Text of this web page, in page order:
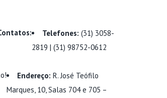
Telefones: (31) 3058-
2819 | (31) 98752-0612
Endereço: R. José Teófilo
Marques, 10, Salas 704 e 705 –